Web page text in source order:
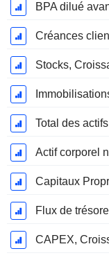
BPA dilué
Créances
Stocks,
Total des
Actif corporel
Capitaux
CAPEX,